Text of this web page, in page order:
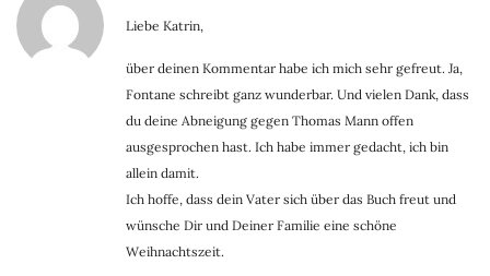
Liebe Katrin,
über deinen Kommentar habe ich mich sehr gefreut. Ja,
Fontane schreibt ganz wunderbar. Und vielen Dank, dass
du deine Abneigung gegen Thomas Mann offen
ausgesprochen hast. Ich habe immer gedacht, ich bin
allein damit.
Ich hoffe, dass dein Vater sich über das Buch freut und
wünsche Dir und Deiner Familie eine schöne
Weihnachtszeit.